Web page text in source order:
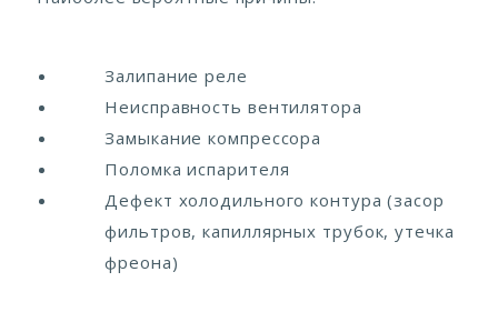
Залипание реле
Неисправность вентилятора
Замыкание компрессора
Поломка испарителя
Дефект холодильного контура (засор
фильтров, капиллярных трубок, утечка
фреона)